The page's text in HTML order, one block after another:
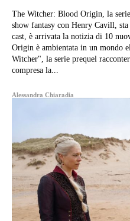
The Witcher: Blood Origin, la
show fantasy con Henry Cavill,
cast, è arrivata la notizia di 10 nuovi membri. The
Origin è ambientata in un mondo
Witcher", la serie prequel
compresa la...
Alessandra Chiaradia